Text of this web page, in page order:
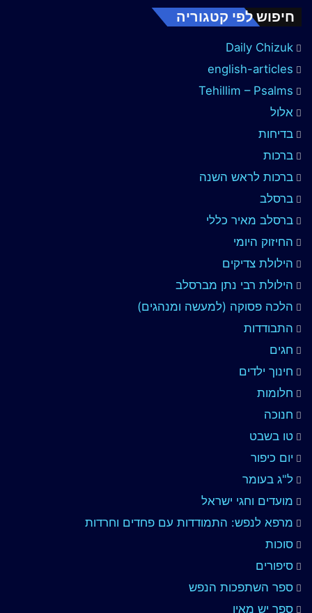
חיפוש לפי קטגוריה
Daily Chizuk
english-articles
Tehillim – Psalms
אלול
בדיחות
ברכות
ברכות לראש השנה
ברסלב
ברסלב מאיר כללי
החיזוק היומי
הילולת צדיקים
הילולת רבי נתן מברסלב
הלכה פסוקה (למעשה ומנהגים)
התבודדות
חגים
חינוך ילדים
חלומות
חנוכה
טו בשבט
יום כיפור
ל"ג בעומר
מועדים וחגי ישראל
מרפא לנפש: התמודדות עם פחדים וחרדות
סוכות
סיפורים
ספר השתפכות הנפש
ספר יש מאין